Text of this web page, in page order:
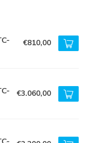
€810,00
€3.060,00